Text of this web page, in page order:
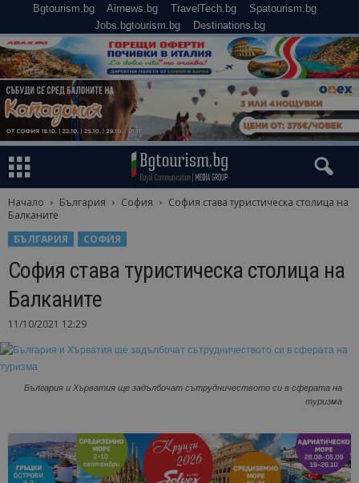
Bgtourism.bg Airnews.bg TravelTech.bg
Spatourism.bg
Jobs.bgtourism.bg
Destinations.bg
Начало България София
София става туристическа столица на
Балканите
БЪЛГАРИЯ
СОФИЯ
София става туристическа столица на
Балканите
11/10/2021 12:29
България и Хърватия ще задълбочат сътрудничеството си в сферата на
туризма